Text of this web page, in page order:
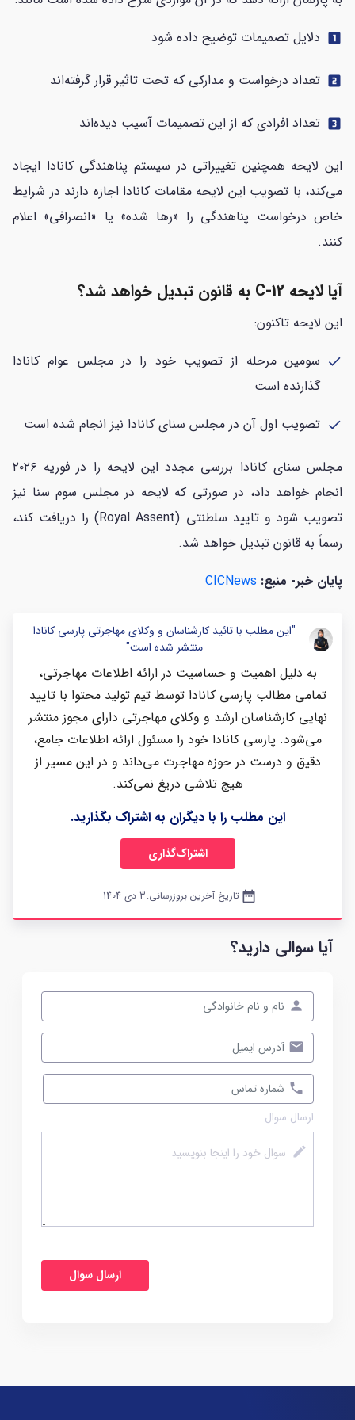
looks_one دلایل تصمیمات توضیح داده شود
looks_two تعداد درخواست‌ و مدارکی که تحت تاثیر قرار گرفته‌اند
looks_3 تعداد افرادی که از این تصمیمات آسیب دیده‌اند
این لایحه همچنین تغییراتی در سیستم پناهندگی کانادا ایجاد
می‌کند، با تصویب این لایحه مقامات کانادا اجازه دارند در شرایط
خاص درخواست پناهندگی را «رها شده» یا «انصرافی» اعلام
کنند.
آیا لایحه C-12 به قانون تبدیل خواهد شد؟
این لایحه تاکنون:
check سومین مرحله از تصویب خود را در مجلس عوام کانادا
گذارنده است
check تصویب اول آن در مجلس سنای کانادا نیز انجام شده است
مجلس سنای کانادا بررسی مجدد این لایحه را در فوریه ۲۰۲۶
انجام خواهد داد، در صورتی که لایحه در مجلس سوم سنا نیز
تصویب شود و تایید سلطنتی (Royal Assent) را دریافت کند،
رسماً به قانون تبدیل خواهد شد.
پایان خبر- منبع: CICNews
"این مطلب با تائید کارشناسان و وکلای مهاجرتی پارسی کانادا
منتشر شده است"
به دلیل اهمیت و حساسیت در ارائه اطلاعات مهاجرتی،
تمامی مطالب پارسی کانادا توسط تیم تولید محتوا با تایید
نهایی کارشناسان ارشد و وکلای مهاجرتی دارای مجوز منتشر
می‌شود. پارسی کانادا خود را مسئول ارائه اطلاعات جامع،
دقیق و درست در حوزه مهاجرت می‌داند و در این مسیر از
هیچ تلاشی دریغ نمی‌کند.
این مطلب را با دیگران به اشتراک بگذارید.
اشتراک‌گذاری
date_range تاریخ آخرین بروزرسانی:3 دی 1404
آیا سوالی دارید؟
ارسال سوال